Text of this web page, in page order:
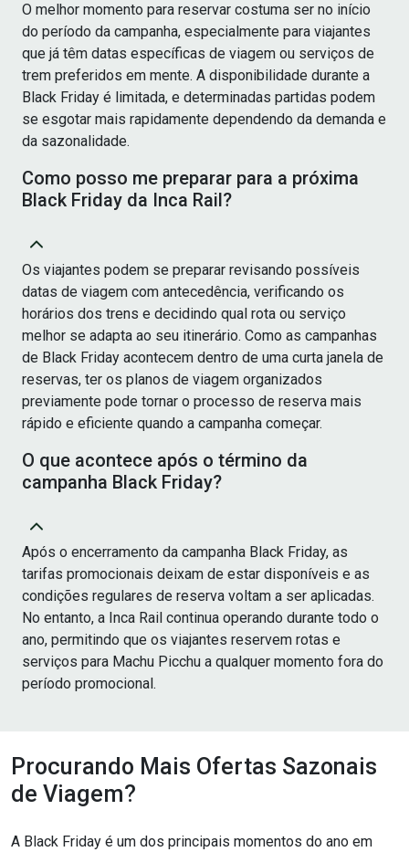
O melhor momento para reservar costuma ser no início
do período da campanha, especialmente para viajantes
que já têm datas específicas de viagem ou serviços de
trem preferidos em mente. A disponibilidade durante a
Black Friday é limitada, e determinadas partidas podem
se esgotar mais rapidamente dependendo da demanda e
da sazonalidade.
Como posso me preparar para a próxima
Black Friday da Inca Rail?
Os viajantes podem se preparar revisando possíveis
datas de viagem com antecedência, verificando os
horários dos trens e decidindo qual rota ou serviço
melhor se adapta ao seu itinerário. Como as campanhas
de Black Friday acontecem dentro de uma curta janela de
reservas, ter os planos de viagem organizados
previamente pode tornar o processo de reserva mais
rápido e eficiente quando a campanha começar.
O que acontece após o término da
campanha Black Friday?
Após o encerramento da campanha Black Friday, as
tarifas promocionais deixam de estar disponíveis e as
condições regulares de reserva voltam a ser aplicadas.
No entanto, a Inca Rail continua operando durante todo o
ano, permitindo que os viajantes reservem rotas e
serviços para Machu Picchu a qualquer momento fora do
período promocional.
Procurando Mais Ofertas Sazonais
de Viagem?
A Black Friday é um dos principais momentos do ano em